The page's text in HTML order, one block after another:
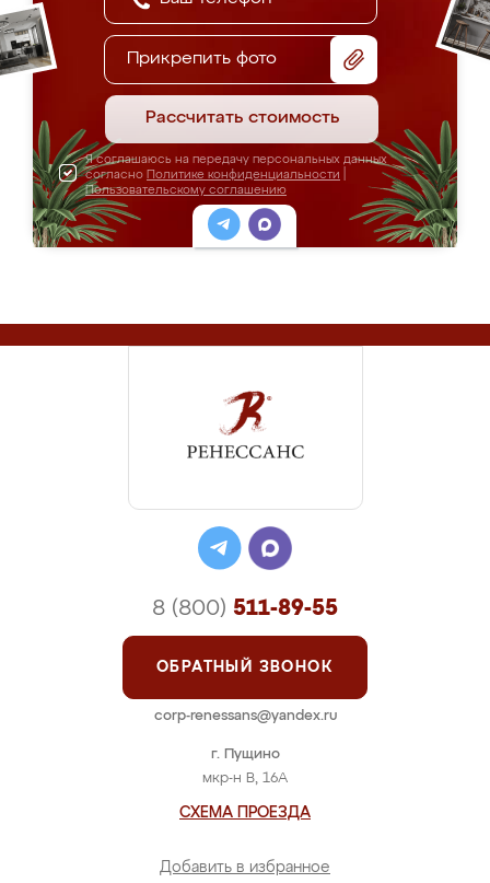
Прикрепить фото
Рассчитать стоимость
Я соглашаюсь на передачу персональных данных
согласно Политике конфиденциальности
Пользовательскому соглашению
г. Пущино
мкр-н В, 16А
СХЕМА ПРОЕЗДА
Добавить в избранное
8 (800) 511-89-55
ОБРАТНЫЙ ЗВОНОК
corp-renessans@yandex.ru